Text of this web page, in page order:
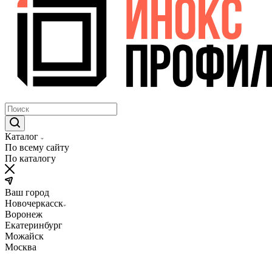
Каталог
По всему сайту
По каталогу
Ваш город
Новочеркасск
Воронеж
Екатеринбург
Можайск
Москва